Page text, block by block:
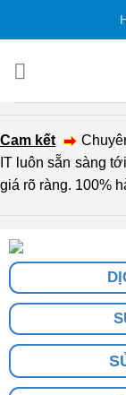
dung
Cam kết
IT luôn sẵn sàng
giá rõ ràng. 100%